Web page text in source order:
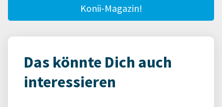
Konii-Magazin!
Das könnte Dich auch
interessieren